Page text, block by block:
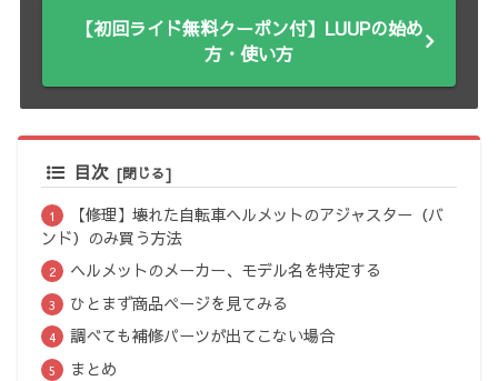
【初回ライド無料クーポン付】LUUPの始め
方・使い方
目次
【修理】壊れた自転車ヘルメットのアジャスター（バ
ンド）のみ買う方法
ヘルメットのメーカー、モデル名を特定する
ひとまず商品ページを見てみる
調べても補修パーツが出てこない場合
まとめ